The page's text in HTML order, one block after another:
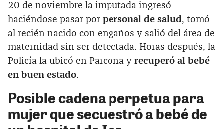
20 de noviembre la imputada ingresó
haciéndose pasar por personal de salud, tomó
al recién nacido con engaños y salió del área de
maternidad sin ser detectada. Horas después, la
Policía la ubicó en Parcona y recuperó al bebé
en buen estado.
Posible cadena perpetua para
mujer que secuestró a bebé de